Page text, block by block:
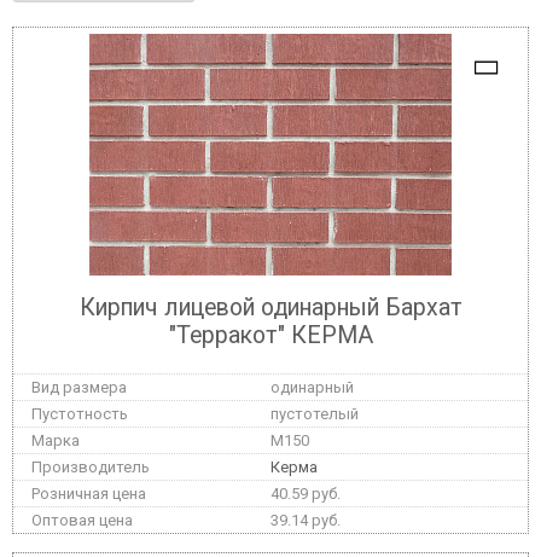
Кирпич лицевой одинарный Бархат
"Терракот" КЕРМА
одинарный
пустотелый
M150
Керма
40.59 руб.
39.14 руб.